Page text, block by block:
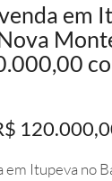
em
em Itupeva no